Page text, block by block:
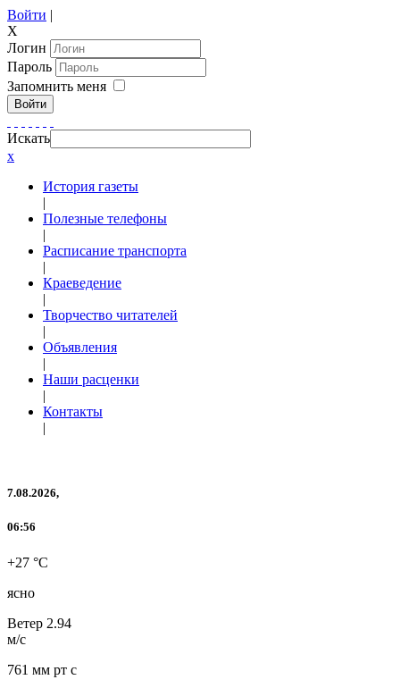
Войти |
X
Логин
Пароль
Запомнить меня
Войти
Искать
x
История газеты
|
Полезные телефоны
|
Расписание транспорта
|
Краеведение
|
Творчество читателей
|
Объявления
|
Наши расценки
|
Контакты
|
7.08.2026,
06:56
+27 °C
ясно
Ветер 2.94
м/с
761 мм рт с